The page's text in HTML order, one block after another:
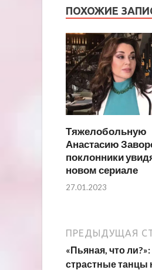
ПОХОЖИЕ
Тяжелобольную
Анастасию
поклонники
новом сериале
27.01.2023
ПРЕДЫДУЩАЯ
«Пьяная, что
страстные танцы